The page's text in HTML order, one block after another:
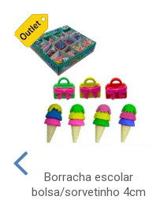
Borracha escolar
bolsa/sorvetinho 4cm